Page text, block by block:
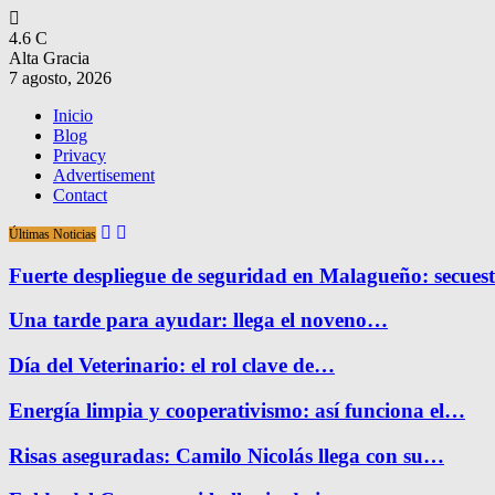
4.6 C
Alta Gracia
7 agosto, 2026
Inicio
Blog
Privacy
Advertisement
Contact
Últimas Noticias
Fuerte despliegue de seguridad en Malagueño:
Una tarde para ayudar: llega el noveno…
Día del Veterinario: el rol clave de…
Energía limpia y cooperativismo: así funciona el…
Risas aseguradas: Camilo Nicolás llega con su…